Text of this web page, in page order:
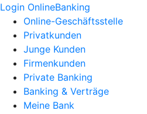
Login OnlineBanking
Online-Geschäftsstelle
Privatkunden
Junge Kunden
Firmenkunden
Private Banking
Banking & Verträge
Meine Bank